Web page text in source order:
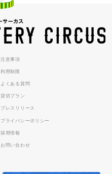
注意事項
利用制限
よくある質問
貸切プラン
プレスリリース
プライバシーポリシー
採用情報
お問い合わせ